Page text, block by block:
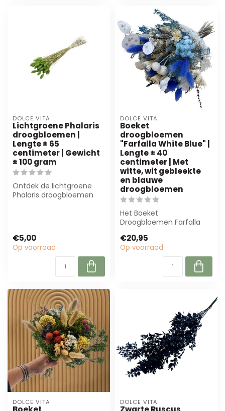
DOLCE VITA
Lichtgroene Phalaris
droogbloemen |
Lengte ± 65
centimeter | Gewicht
± 100 gram
Ontdek de lichtgroene
Phalaris droogbloemen
€5,00
Op voorraad
DOLCE VITA
Boeket
droogbloemen
"Farfalla White Blue" |
Lengte ± 40
centimeter | Met
witte, wit gebleekte
en blauwe
droogbloemen
Het Boeket
Droogbloemen Farfalla
combineert elegantie ...
€20,95
Op voorraad
DOLCE VITA DOLCE VITA